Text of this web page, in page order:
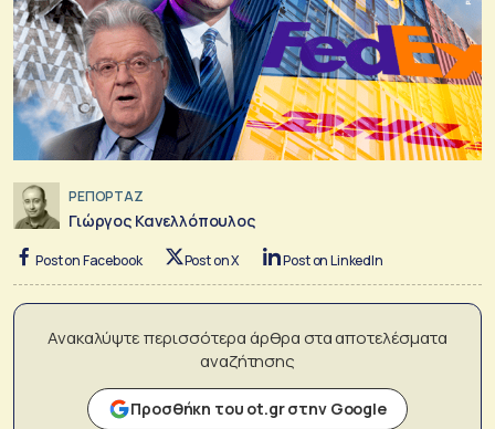
ΡΕΠΟΡΤΑΖ
Γιώργος Κανελλόπουλος
Post on Facebook Post on X Post on LinkedIn
Ανακαλύψτε περισσότερα άρθρα στα αποτελέσματα
αναζήτησης
Προσθήκη του ot.gr στην Google